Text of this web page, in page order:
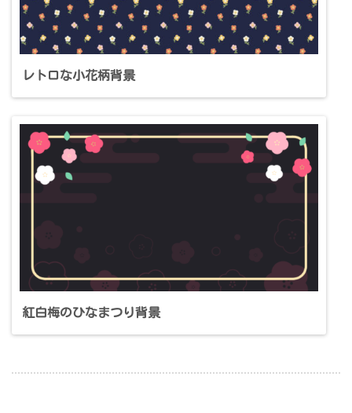
レトロな小花柄背景
紅白梅のひなまつり背景